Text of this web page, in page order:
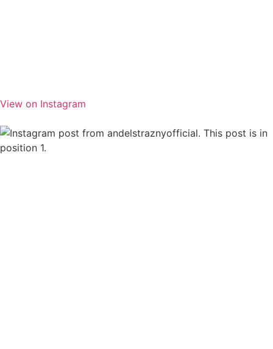
View on Instagram